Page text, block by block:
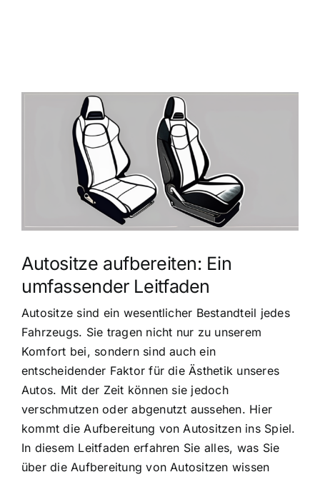
grösseres
Autositze aufbereiten: Ein
umfassender Leitfaden
Autositze sind ein wesentlicher Bestandteil jedes
Fahrzeugs. Sie tragen nicht nur zu unserem
Komfort bei, sondern sind auch ein
entscheidender Faktor für die Ästhetik unseres
Autos. Mit der Zeit können sie jedoch
verschmutzen oder abgenutzt aussehen. Hier
kommt die Aufbereitung von Autositzen ins Spiel.
In diesem Leitfaden erfahren Sie alles, was Sie
über die Aufbereitung von Autositzen wissen